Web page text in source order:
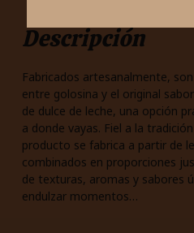
Descripción
Fabricados artesanalmente,
entre golosina y el original
de dulce de leche, una opción
a donde vayas. Fiel a la
producto se fabrica a partir de
combinados en proporciones
de texturas, aromas y sabores
endulzar momentos…